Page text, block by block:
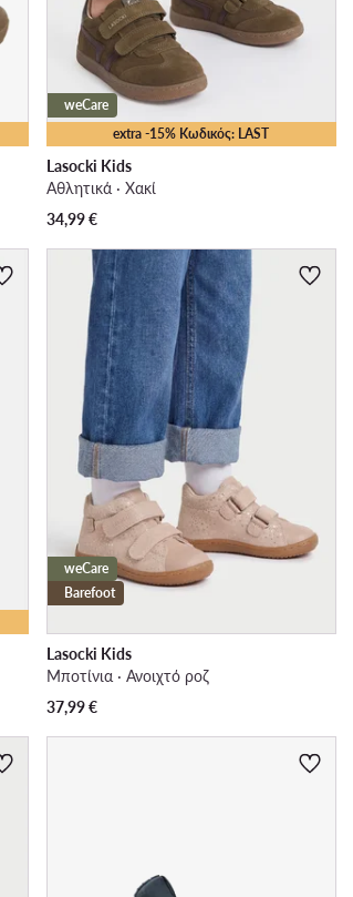
extra -15% Κωδικός: LAST
weCare
Lasocki Kids
Αθλητικά · Χακί
34,99€
weCare
Barefoot
Lasocki Kids
Μποτίνια · Ανοιχτό ροζ
37,99€